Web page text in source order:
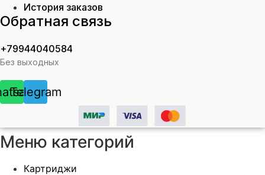
История заказов
Обратная связь
+79944040584
Без выходных
Telegram
Меню категорий
Картриджи